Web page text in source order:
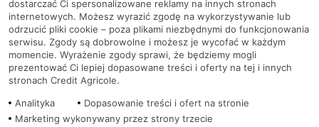
Regulamin serwisu
Mapa serwisu
PolitykaCookies
dostarczać Ci spersonalizowane reklamy na innych stronach
internetowych. Możesz wyrazić zgodę na wykorzystywanie lub
odrzucić pliki cookie – poza plikami niezbędnymi do funkcjonowania
serwisu. Zgody są dobrowolne i możesz je wycofać w każdym
momencie. Wyrażenie zgody sprawi, że będziemy mogli
prezentować Ci lepiej dopasowane treści i oferty na tej i innych
stronach Credit Agricole.
Analityka
Dopasowanie treści i ofert na stronie
Marketing wykonywany przez strony trzecie